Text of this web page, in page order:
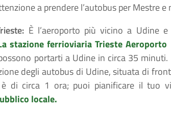
a prendere l’autobus per Mestre e
È l’aeroporto più vicino a Udine
stazione ferrioviaria Trieste
portarti a Udine in circa 35
degli autobus di Udine, situata di
è di circa 1 ora; puoi pianificare il tuo
locale.